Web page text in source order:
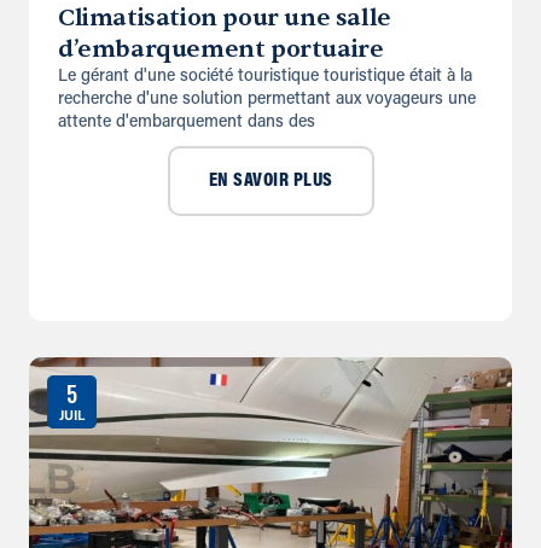
Climatisation pour une salle
d’embarquement portuaire
Le gérant d'une société touristique touristique était à la
recherche d'une solution permettant aux voyageurs une
attente d'embarquement dans des
EN SAVOIR PLUS
5
JUIL